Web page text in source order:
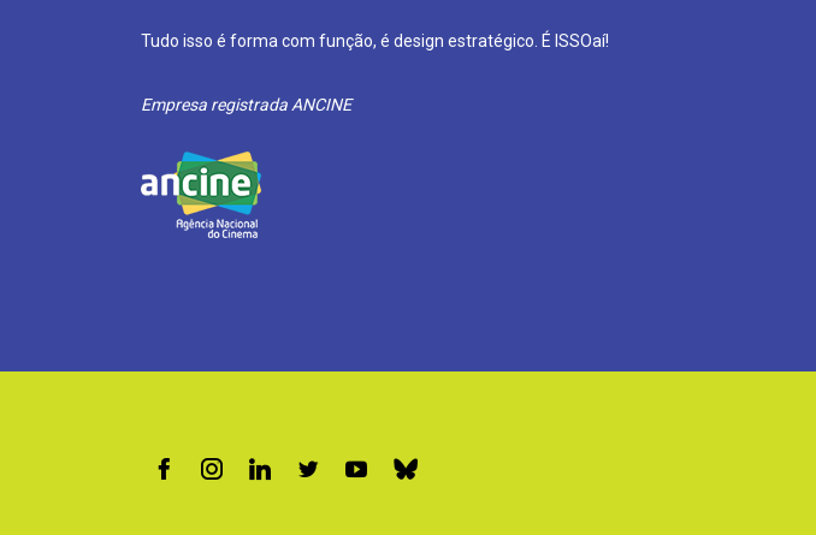
Tudo isso é forma com função, é design estratégico. É ISSOaí!
Empresa registrada ANCINE